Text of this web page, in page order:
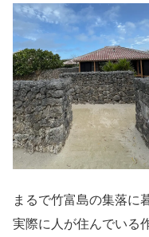
まるで竹富島の集落に
実際に人が住んでいる